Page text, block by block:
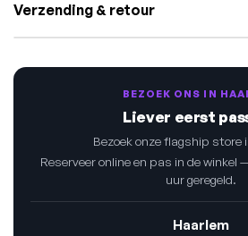
Verzending & retour
BEZOEK ONS IN
Liever eerst
Bezoek onze flagship store
Reserveer online en pas in de winkel
uur geregeld.
Haarlem